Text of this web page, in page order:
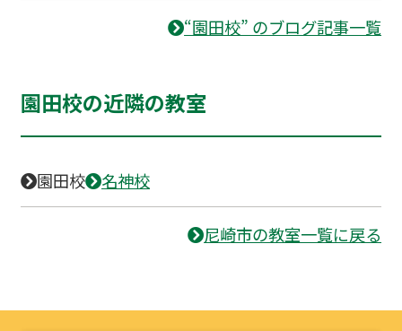
“園田校” のブログ記事一覧
園田校の近隣の教室
園田校 名神校
尼崎市の教室一覧に戻る